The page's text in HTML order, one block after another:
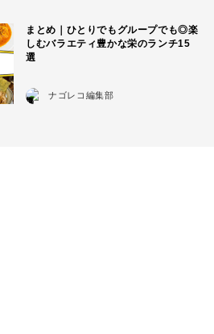
まとめ｜ひとりでもグループでも◎楽
しむバラエティ豊かな栄のランチ15
選
ナゴレコ編集部